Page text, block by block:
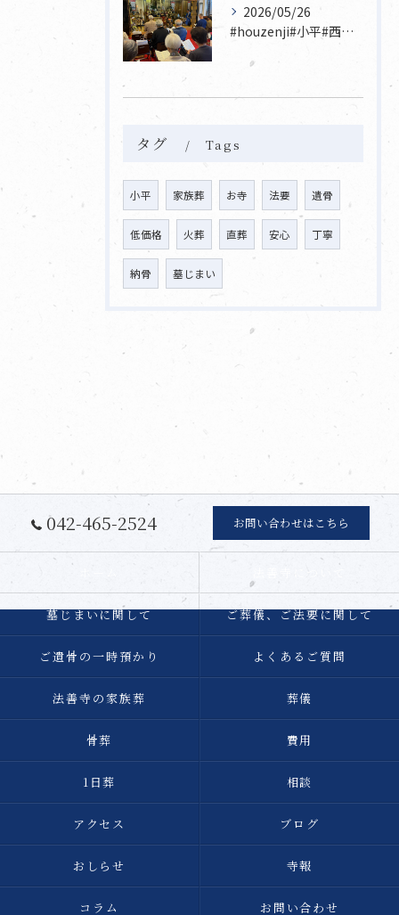
2026/05/26
#houzenji#小平#西東京市#東村山#立川市国分寺市寺...
タグ Tags
小平 家族葬 お寺 法要 遺骨
低価格 火葬 直葬 安心 丁寧
納骨 墓じまい
042-465-2524 お問い合わせはこちら
墓じまいに関して ご葬儀、ご法要に関して
ご遺骨の一時預かり よくあるご質問
法善寺の家族葬 葬儀
骨葬 費用
1日葬 相談
アクセス ブログ
おしらせ 寺報
コラム お問い合わせ